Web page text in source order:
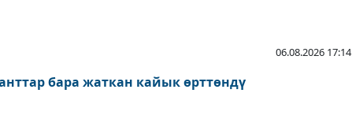
06.08.2026 17:14
бара жаткан кайык өрттөндү